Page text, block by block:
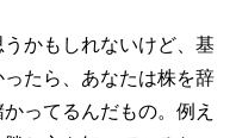
うかもしれないけど、基
たら、あなたは株を辞
ってるんだもの。例え